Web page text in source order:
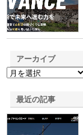
アーカイブ
最近の記事